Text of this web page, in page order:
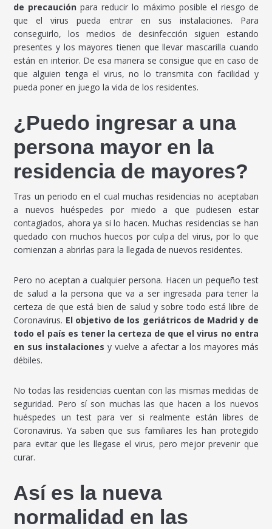
de precaución para reducir lo máximo posible el riesgo de
que el virus pueda entrar en sus instalaciones. Para
conseguirlo, los medios de desinfección siguen estando
presentes y los mayores tienen que llevar mascarilla cuando
están en interior. De esa manera se consigue que en caso de
que alguien tenga el virus, no lo transmita con facilidad y
pueda poner en juego la vida de los residentes.
¿Puedo ingresar a una
persona mayor en la
residencia de mayores?
Tras un periodo en el cual muchas residencias no aceptaban
a nuevos huéspedes por miedo a que pudiesen estar
contagiados, ahora ya si lo hacen. Muchas residencias se han
quedado con muchos huecos por culpa del virus, por lo que
comienzan a abrirlas para la llegada de nuevos residentes.
Pero no aceptan a cualquier persona. Hacen un pequeño test
de salud a la persona que va a ser ingresada para tener la
certeza de que está bien de salud y sobre todo está libre de
Coronavirus. El objetivo de los geriátricos de Madrid y de
todo el país es tener la certeza de que el virus no entra
en sus instalaciones y vuelve a afectar a los mayores más
débiles.
No todas las residencias cuentan con las mismas medidas de
seguridad. Pero sí son muchas las que hacen a los nuevos
huéspedes un test para ver si realmente están libres de
Coronavirus. Ya saben que sus familiares les han protegido
para evitar que les llegase el virus, pero mejor prevenir que
curar.
Así es la nueva
normalidad en las